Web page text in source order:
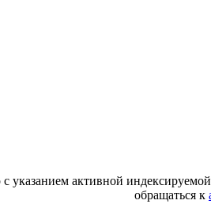
с указанием активной
обращаться к